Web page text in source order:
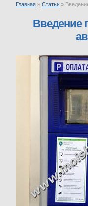
Главная » Статьи »
Введение